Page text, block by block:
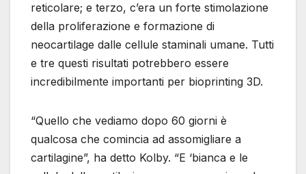
reticolare; e terzo, c’era un forte stimolazione
della proliferazione e formazione di
neocartilage dalle cellule staminali umane. Tutti
e tre questi risultati potrebbero essere
incredibilmente importanti per bioprinting 3D.
“Quello che vediamo dopo 60 giorni è
qualcosa che comincia ad assomigliare a
cartilagine”, ha detto Kolby. “E ‘bianca e le